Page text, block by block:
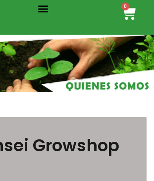
Menu 0
Cart
Growshop